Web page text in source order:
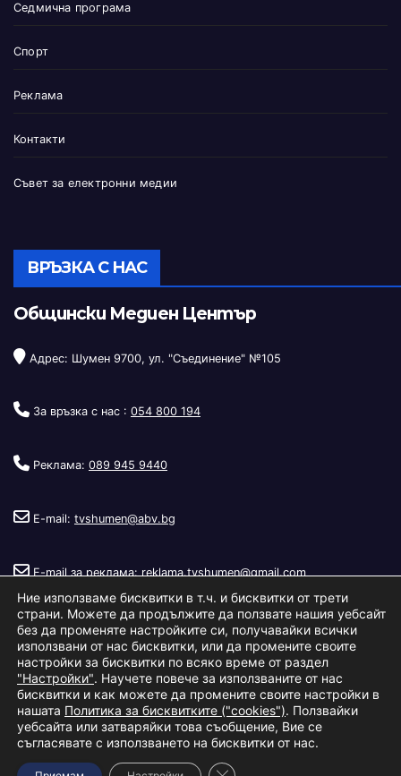
Седмична програма
Спорт
Реклама
Контакти
Съвет за електронни медии
ВРЪЗКА С НАС
Общински Медиен Център
Адрес: Шумен 9700, ул. "Съединение" №105
За връзка с нас : 054 800 194
Реклама: 089 945 9440
E-mail: tvshumen@abv.bg
E-mail за реклама: reklama.tvshumen@gmail.com
Copyright © 2026Телевизия Шумен.|Изработка: S.I.T Solutions
Ltd.
За насРекламаУсловия за ползване
Политика за бисквитки
Ние използваме бисквитки в т.ч. и бисквитки от трети
страни. Можете да продължите да ползвате нашия уебсайт
без да променяте настройките си, получавайки всички
използвани от нас бисквитки, или да промените своите
настройки за бисквитки по всяко време от раздел
"Настройки". Научете повече за използваните от нас
бисквитки и как можете да промените своите настройки в
нашата Политика за бисквитките ("cookies"). Ползвайки
уебсайта или затваряйки това съобщение, Вие се
съгласявате с използването на бисквитки от нас.
Close GDPR Cookie Banner